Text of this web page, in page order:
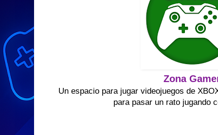
Zona
Un espacio para jugar videojuegos de
para pasar un rato jugando